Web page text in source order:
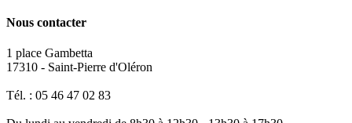
Nous contacter
1 place Gambetta
17310 - Saint-Pierre d'Oléron
Tél. : 05 46 47 02 83